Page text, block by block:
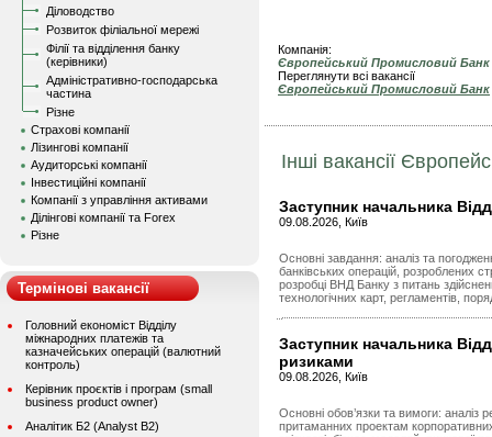
Діловодство
Розвиток філіальної мережі
Філії та відділення банку
(керівники)
Адміністративно-господарська
частина
Різне
Страхові компанії
Лізингові компанії
Аудиторські компанії
Інвестиційні компанії
Компанії з управління активами
Ділінгові компанії та Forex
Різне
Термінові вакансії
Головний економіст Відділу
міжнародних платежів та
казначейських операцій (валютний
контроль)
Керівник проєктів і програм (small
business product owner)
Аналітик Б2 (Analyst B2)
Компанія:
Європейський Промисловий Банк
Переглянути всі вакансії
Європейський Промисловий Банк
Інші вакансії
Заступник начальника
09.08.2026, Київ
Основні завдання: аналіз та
банківських операцій, розроблених
розробці ВНД Банку з питань
технологічних карт, регламентів,
Заступник начальника
ризиками
09.08.2026, Київ
Основні обов’язки та вимоги: аналіз
притаманних проектам